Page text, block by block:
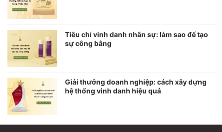
Tiêu chí vinh danh nhân sự: làm sao để tạo
sự công bằng
Giải thưởng doanh nghiệp: cách xây dựng
hệ thống vinh danh hiệu quả